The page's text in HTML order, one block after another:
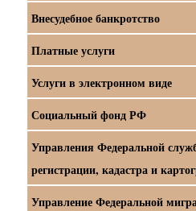
Внесудебное банкротство
Платные услуги
Услуги в электронном виде
Социальный фонд РФ
Управления Федеральной
регистрации, кадастра и
Управление Федеральной